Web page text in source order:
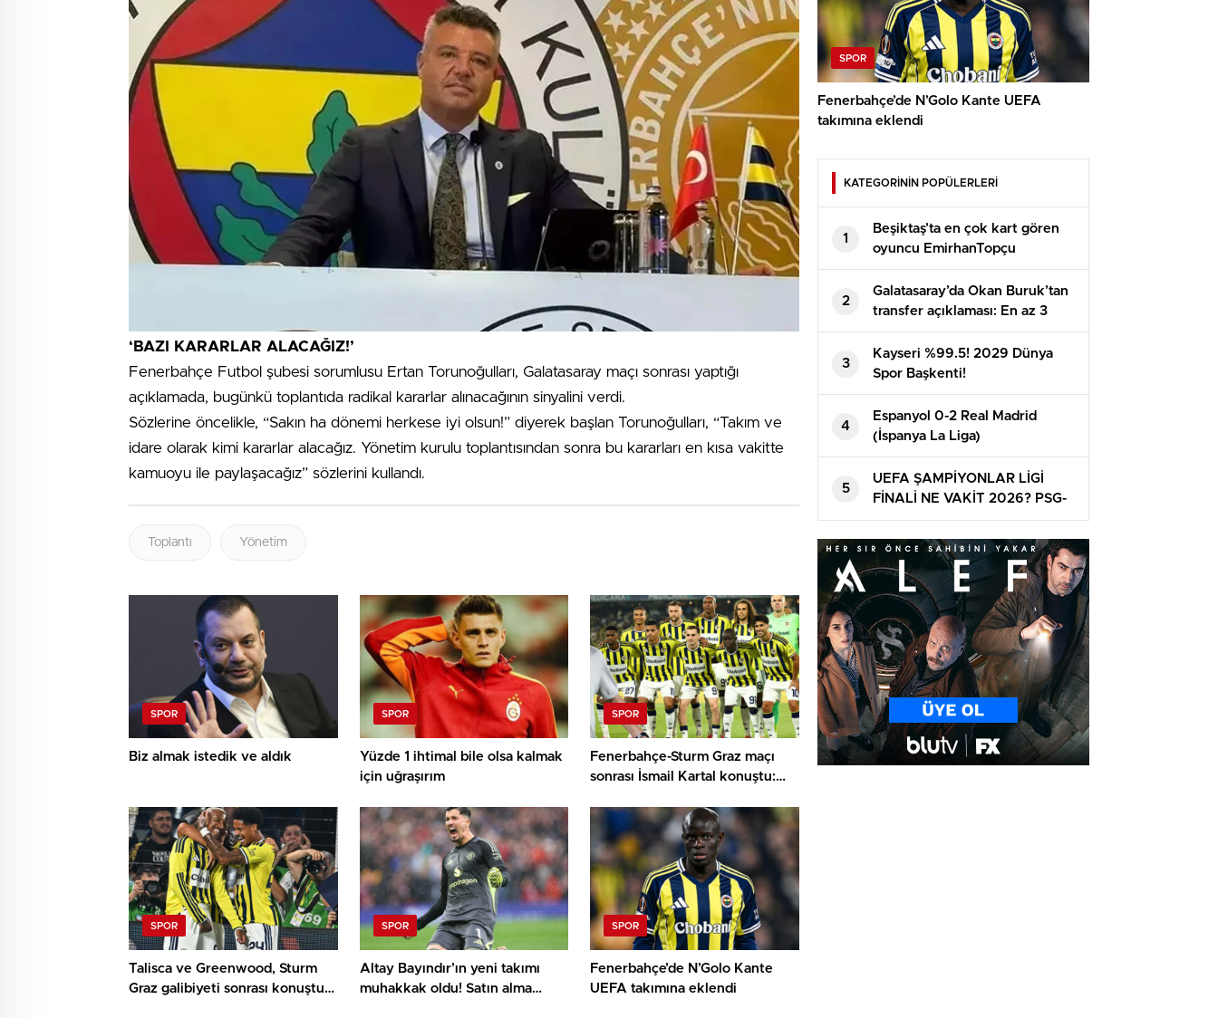
‘BAZI KARARLAR ALACAĞIZ!’
Fenerbahçe Futbol şubesi sorumlusu Ertan Torunoğulları, Galatasaray maçı sonrası yaptığı
açıklamada, bugünkü toplantıda radikal kararlar alınacağının sinyalini verdi.
Sözlerine öncelikle, “Sakın ha dönemi herkese iyi olsun!” diyerek başlan Torunoğulları, “Takım ve
idare olarak kimi kararlar alacağız. Yönetim kurulu toplantısından sonra bu kararları en kısa vakitte
kamuoyu ile paylaşacağız” sözlerini kullandı.
Toplantı Yönetim
SPOR
Biz almak istedik ve aldık
SPOR
Yüzde 1 ihtimal bile olsa kalmak
için uğraşırım
SPOR
Fenerbahçe-Sturm Graz maçı
sonrası İsmail Kartal konuştu:
SPOR
Talisca ve Greenwood, Sturm
Graz galibiyeti sonrası konuştu:
SPOR
Altay Bayındır’ın yeni takımı
muhakkak oldu! Satın alma
SPOR
Fenerbahçe’de N’Golo Kante
UEFA takımına eklendi
SPOR
Fenerbahçe’de N’Golo Kante UEFA
takımına eklendi
KATEGORİNİN POPÜLERLERİ
1
Beşiktaş’ta en çok kart gören
oyuncu EmirhanTopçu
2
Galatasaray’da Okan Buruk’tan
transfer açıklaması: En az 3
oyuncu daha alınacak | Mauro
Icardi, Boey, Nelsson…
3
Kayseri %99.5! 2029 Dünya
Spor Başkenti!
4
Espanyol 0-2 Real Madrid
(İspanya La Liga)
5
UEFA ŞAMPİYONLAR LİGİ
FİNALİ NE VAKİT 2026? PSG-
Arsenal maçı ne vakit ve
nerede oynanacak? Finalin ismi
belirli oldu!